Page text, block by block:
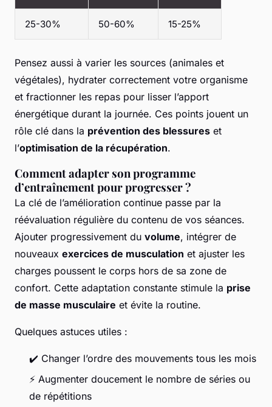
25-30% 50-60% 15-25%
Pensez aussi à varier les sources (animales et
végétales), hydrater correctement votre organisme
et fractionner les repas pour lisser l’apport
énergétique durant la journée. Ces points jouent un
rôle clé dans la prévention des blessures et
l’optimisation de la récupération.
Comment adapter son programme
d’entraînement pour progresser ?
La clé de l’amélioration continue passe par la
réévaluation régulière du contenu de vos séances.
Ajouter progressivement du volume, intégrer de
nouveaux exercices de musculation et ajuster les
charges poussent le corps hors de sa zone de
confort. Cette adaptation constante stimule la prise
de masse musculaire et évite la routine.
Quelques astuces utiles :
✔️ Changer l’ordre des mouvements tous les mois
⚡ Augmenter doucement le nombre de séries ou
de répétitions